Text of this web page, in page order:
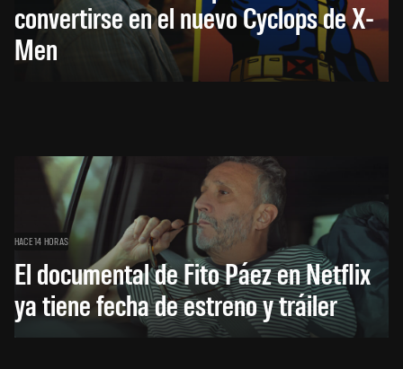
convertirse en el nuevo Cyclops de X-
Men
HACE 14 HORAS
El documental de Fito Páez en Netflix
ya tiene fecha de estreno y tráiler